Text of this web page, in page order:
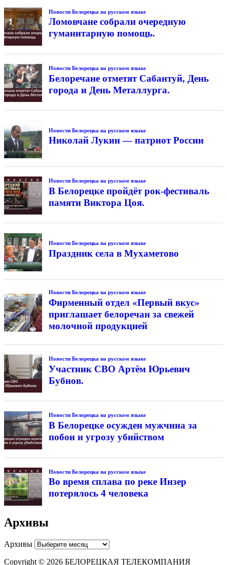
Новости Белорецка на русском языке
Ломовчане собрали очередную
гуманитарную помощь.
Новости Белорецка на русском языке
Белоречане отметят Сабантуй, День
города и День Металлурга.
Новости Белорецка на русском языке
Николай Лукин — патриот России
Новости Белорецка на русском языке
В Белорецке пройдёт рок-фестиваль
памяти Виктора Цоя.
Новости Белорецка на русском языке
Праздник села в Мухаметово
Новости Белорецка на русском языке
Фирменный отдел «Первый вкус»
приглашает белоречан за свежей
молочной продукцией
Новости Белорецка на русском языке
Участник СВО Артём Юрьевич
Бубнов.
Новости Белорецка на русском языке
В Белорецке осужден мужчина за
побои и угрозу убийством
Новости Белорецка на русском языке
Во время сплава по реке Инзер
потерялось 4 человека
Архивы
Архивы
Copyright © 2026 БЕЛОРЕЦКАЯ ТЕЛЕКОМПАНИЯ